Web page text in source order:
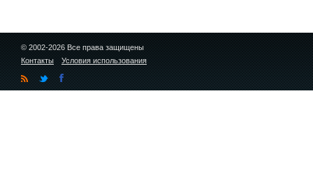
© 2002-2026 Все права защищены
Контакты
Условия использования